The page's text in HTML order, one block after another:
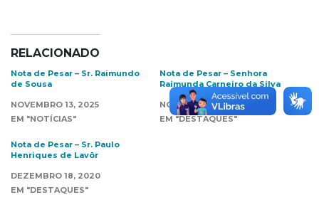
RELACIONADO
Nota de Pesar – Sr. Raimundo
de Sousa
NOVEMBRO 13, 2025
EM "NOTÍCIAS"
Nota de Pesar – Senhora
Raimunda Carneiro da Silva
NOVEMBRO 25, 2021
EM "DESTAQUES"
Nota de Pesar – Sr. Paulo
Henriques de Lavôr
DEZEMBRO 18, 2020
EM "DESTAQUES"